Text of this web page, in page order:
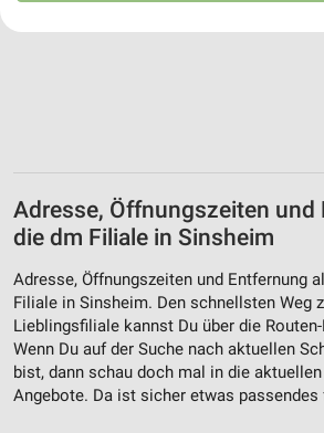
Adresse, Öffnungszeiten und
die dm Filiale in Sinsheim
Adresse, Öffnungszeiten und Entfernung
Filiale in Sinsheim. Den schnellsten Weg
Lieblingsfiliale kannst Du über die
Wenn Du auf der Suche nach aktuellen
bist, dann schau doch mal in die
Angebote. Da ist sicher etwas passendes
Website/App.
Verwendung reduzierter Daten zur
Werbeanzeigen
Erstellung von Profilen für
Werbung
Verwendung von Profilen zur Auswahl
personalisierter Werbung